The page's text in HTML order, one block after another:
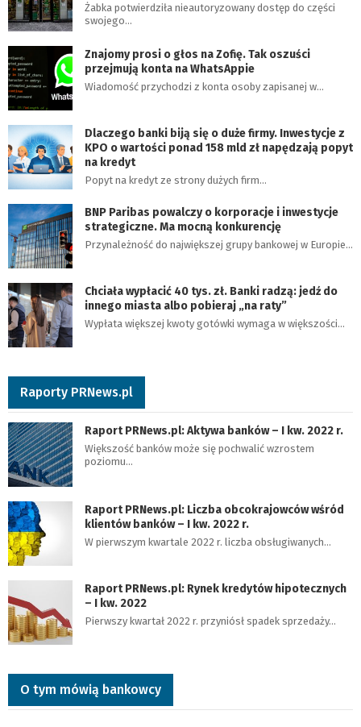
Żabka potwierdziła nieautoryzowany dostęp do części
swojego…
Znajomy prosi o głos na Zofię. Tak oszuści
przejmują konta na WhatsAppie
Wiadomość przychodzi z konta osoby zapisanej w…
Dlaczego banki biją się o duże firmy. Inwestycje z
KPO o wartości ponad 158 mld zł napędzają popyt
na kredyt
Popyt na kredyt ze strony dużych firm…
BNP Paribas powalczy o korporacje i inwestycje
strategiczne. Ma mocną konkurencję
Przynależność do największej grupy bankowej w Europie…
Chciała wypłacić 40 tys. zł. Banki radzą: jedź do
innego miasta albo pobieraj „na raty”
Wypłata większej kwoty gotówki wymaga w większości…
Raporty PRNews.pl
Raport PRNews.pl: Aktywa banków – I kw. 2022 r.
Większość banków może się pochwalić wzrostem
poziomu…
Raport PRNews.pl: Liczba obcokrajowców wśród
klientów banków – I kw. 2022 r.
W pierwszym kwartale 2022 r. liczba obsługiwanych…
Raport PRNews.pl: Rynek kredytów hipotecznych
– I kw. 2022
Pierwszy kwartał 2022 r. przyniósł spadek sprzedaży…
O tym mówią bankowcy